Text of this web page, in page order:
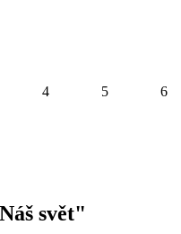
4 5 6
svět"